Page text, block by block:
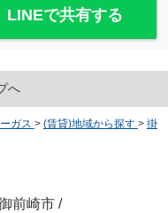
LINEで共有する
へ
ガス > (賃貸)地域から探す > 掛
前崎市 /